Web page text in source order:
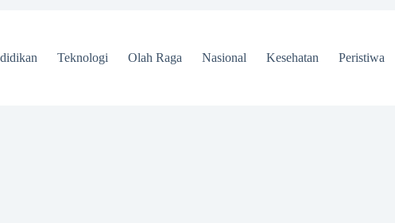
Teknologi Olah Raga Nasional Kesehatan Peristiwa